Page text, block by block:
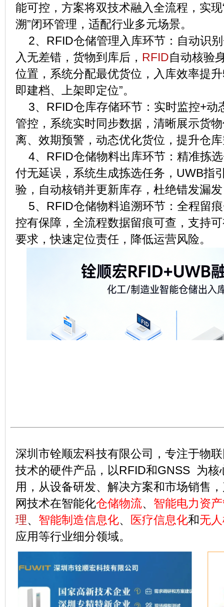
能可控，方案将双技术融入全流程，实
溯”闭环管理，适配行业多元场景。
2、RFID仓储管理入库环节：自动识
入无差错，货物到库后， RFID自动核验
位置，系统分配最优货位，入库效率提
即建档、上架即定位”。
3、RFID仓库存储环节：实时监控+动
管控，系统实时同步数据，清晰展示货
离、效期预警，动态优化货位，提升仓
4、RFID仓储物料出库环节：精准拣
付无延误，系统生成拣选任务，UWB指
验，自动核销并更新库存，杜绝错发漏
5、RFID仓储物料追溯环节：全程留
控有保障，全流程数据留痕可查，支持
要求，快速定位责任，降低运营风险。
深圳市铨顺宏科技有限公司，专注于物
技术的硬件产品，以RFID和GNSS 为核
用，从设备研发、解决方案和市场销售
网技术在智能化仓储物流、 智能电力资
理、 智能制造信息化、 医疗信息化和无
应用等行业细分领域。